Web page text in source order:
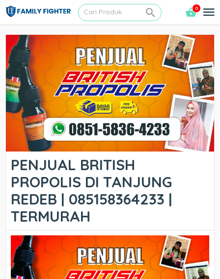
0
PENJUAL BRITISH
PROPOLIS DI TANJUNG
REDEB | 085158364233 |
TERMURAH